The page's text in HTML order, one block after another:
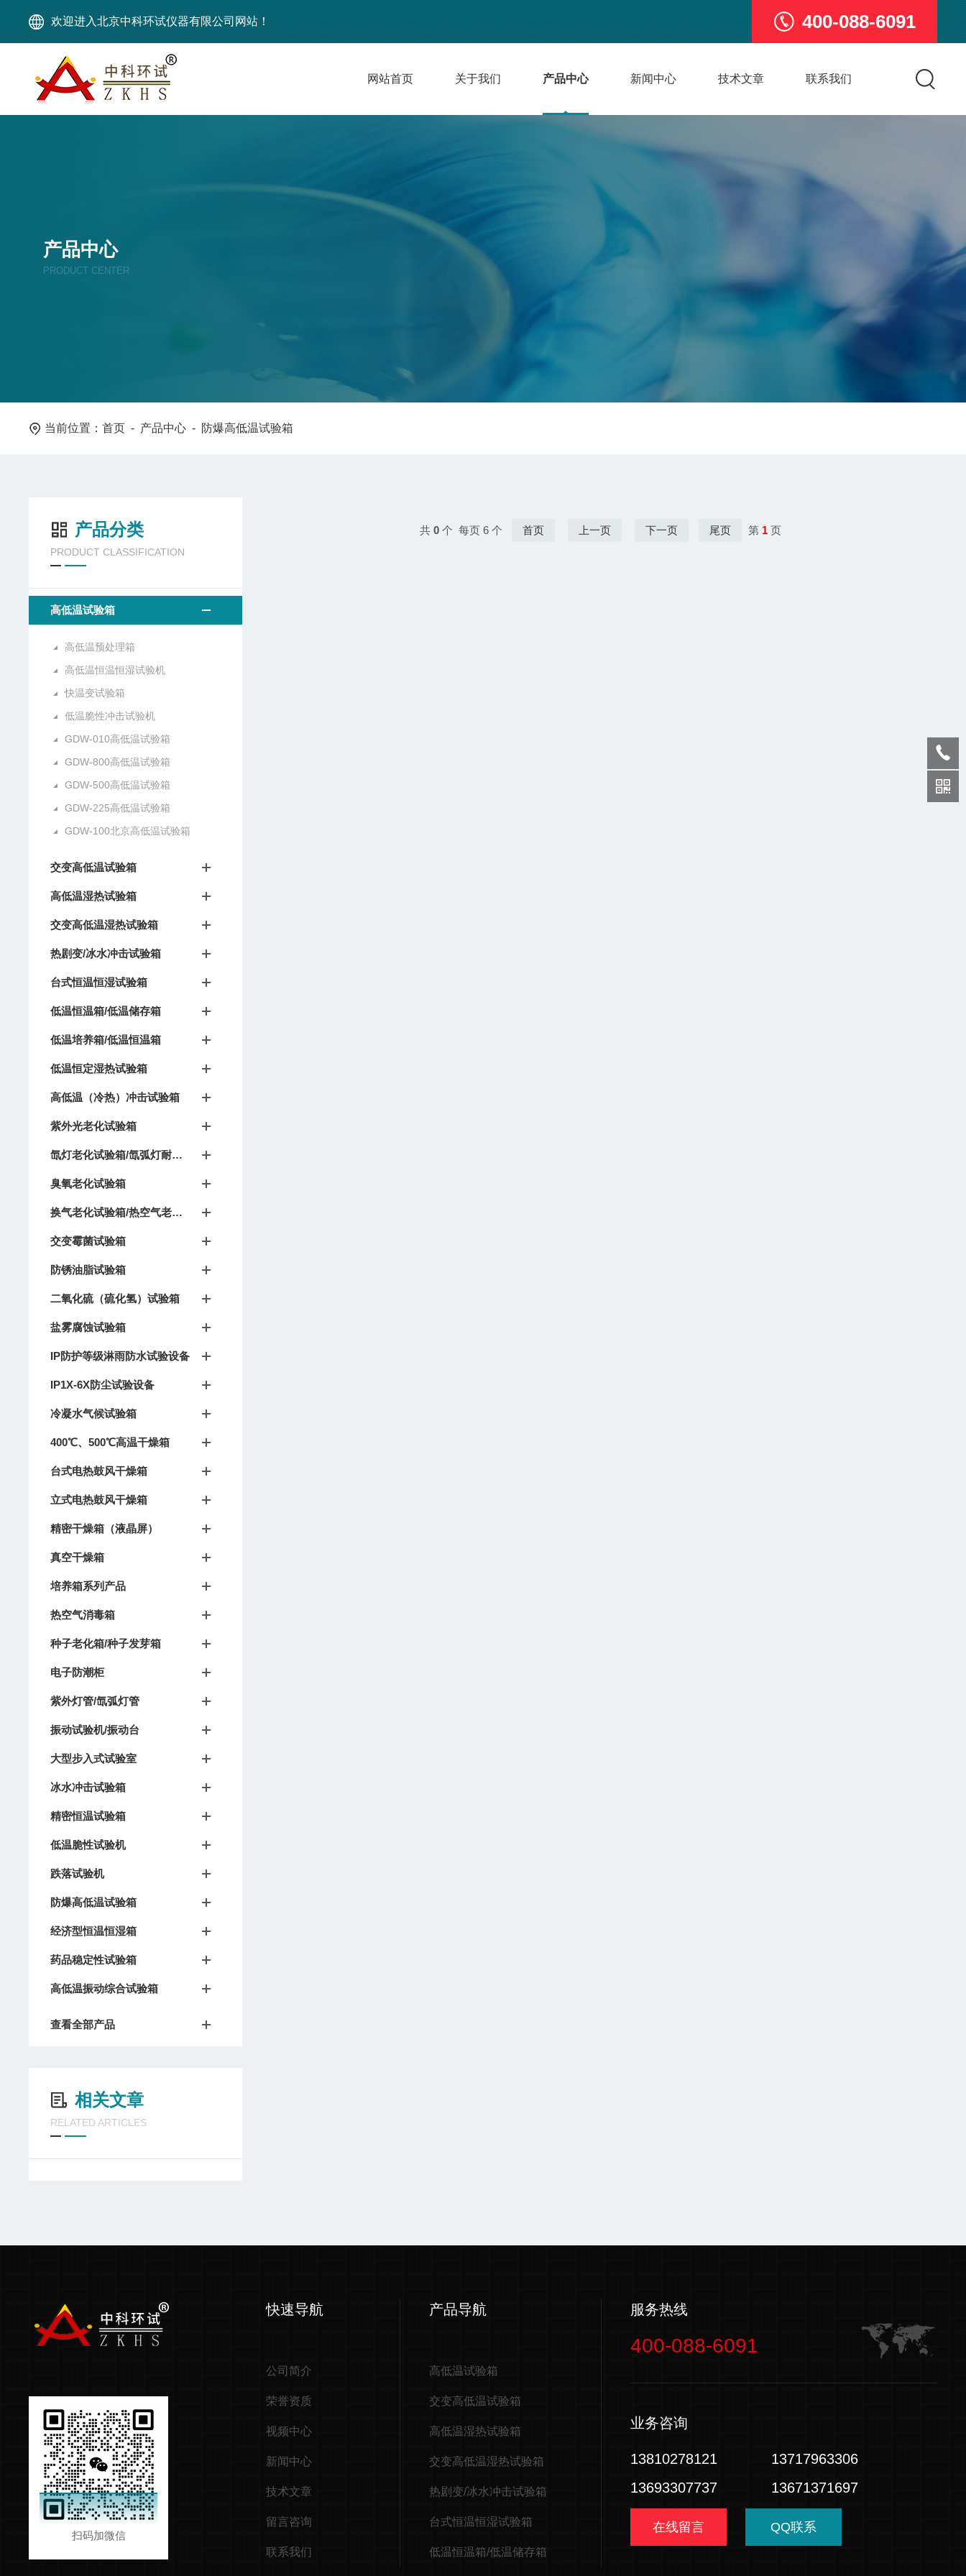
欢迎进入北京中科环试仪器有限公司网站！ 400-088-6091
网站首页 关于我们 产品中心 新闻中心 技术文章 联系我们
产品中心
PRODUCT CENTER
当前位置：首页 - 产品中心 - 防爆高低温试验箱
产品分类
PRODUCT CLASSIFICATION
高低温试验箱
高低温预处理箱
高低温恒温恒湿试验机
快温变试验箱
低温脆性冲击试验机
GDW-010高低温试验箱
GDW-800高低温试验箱
GDW-500高低温试验箱
GDW-225高低温试验箱
GDW-100北京高低温试验箱
交变高低温试验箱
高低温湿热试验箱
交变高低温湿热试验箱
热剧变/冰水冲击试验箱
台式恒温恒湿试验箱
低温恒温箱/低温储存箱
低温培养箱/低温恒温箱
低温恒定湿热试验箱
高低温（冷热）冲击试验箱
紫外光老化试验箱
氙灯老化试验箱/氙弧灯耐候试验箱
臭氧老化试验箱
换气老化试验箱/热空气老化箱
交变霉菌试验箱
防锈油脂试验箱
二氧化硫（硫化氢）试验箱
盐雾腐蚀试验箱
IP防护等级淋雨防水试验设备
IP1X-6X防尘试验设备
冷凝水气候试验箱
400℃、500℃高温干燥箱
台式电热鼓风干燥箱
立式电热鼓风干燥箱
精密干燥箱（液晶屏）
真空干燥箱
培养箱系列产品
热空气消毒箱
种子老化箱/种子发芽箱
电子防潮柜
紫外灯管/氙弧灯管
振动试验机/振动台
大型步入式试验室
冰水冲击试验箱
精密恒温试验箱
低温脆性试验机
跌落试验机
防爆高低温试验箱
经济型恒温恒湿箱
药品稳定性试验箱
高低温振动综合试验箱
查看全部产品
相关文章
RELATED ARTICLES
共 0个 每页 6 个 首页 上一页 下一页 尾页 第 1页
扫码加微信
快速导航
公司简介
荣誉资质
视频中心
新闻中心
技术文章
留言咨询
联系我们
产品导航
高低温试验箱
交变高低温试验箱
高低温湿热试验箱
交变高低温湿热试验箱
热剧变/冰水冲击试验箱
台式恒温恒湿试验箱
低温恒温箱/低温储存箱
服务热线
400-088-6091
业务咨询
13810278121
13717963306
13693307737
13671371697
在线留言 QQ联系